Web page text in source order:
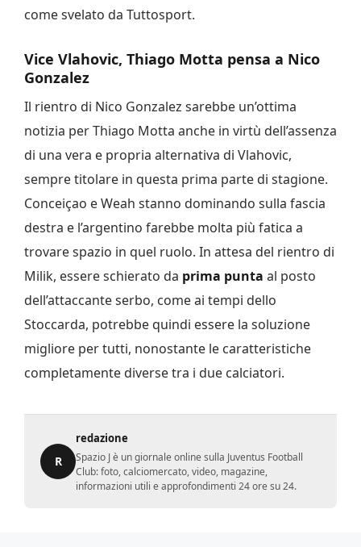
come svelato da Tuttosport.
Vice Vlahovic, Thiago Motta pensa a Nico
Gonzalez
Il rientro di Nico Gonzalez sarebbe un’ottima
notizia per Thiago Motta anche in virtù dell’assenza
di una vera e propria alternativa di Vlahovic,
sempre titolare in questa prima parte di stagione.
Conceiçao e Weah stanno dominando sulla fascia
destra e l’argentino farebbe molta più fatica a
trovare spazio in quel ruolo. In attesa del rientro di
Milik, essere schierato da prima punta al posto
dell’attaccante serbo, come ai tempi dello
Stoccarda, potrebbe quindi essere la soluzione
migliore per tutti, nonostante le caratteristiche
completamente diverse tra i due calciatori.
R
redazione
Spazio J è un giornale online sulla Juventus Football
Club: foto, calciomercato, video, magazine,
informazioni utili e approfondimenti 24 ore su 24.